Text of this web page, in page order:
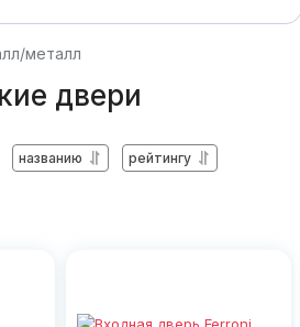
металл
двери
названию рейтингу